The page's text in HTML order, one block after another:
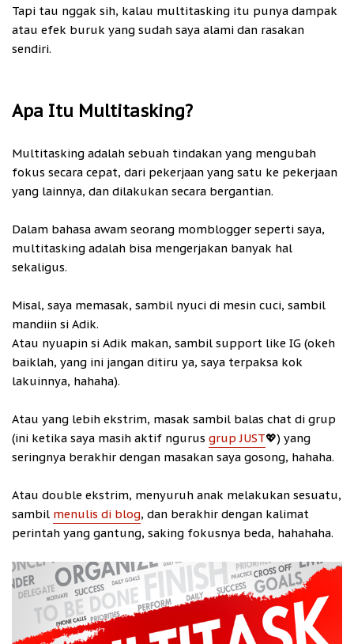
Tapi tau nggak sih, kalau multitasking itu punya dampak
atau efek buruk yang sudah saya alami dan rasakan
sendiri.
Apa Itu Multitasking?
Multitasking adalah sebuah tindakan yang mengubah
fokus secara cepat, dari pekerjaan yang satu ke pekerjaan
yang lainnya, dan dilakukan secara bergantian.
Dalam bahasa awam seorang momblogger seperti saya,
multitasking adalah bisa mengerjakan banyak hal
sekaligus.
Misal, saya memasak, sambil nyuci di mesin cuci, sambil
mandiin si Adik.
Atau nyuapin si Adik makan, sambil support like IG (okeh
baiklah, yang ini jangan ditiru ya, saya terpaksa kok
lakuinnya, hahaha).
Atau yang lebih ekstrim, masak sambil balas chat di grup
(ini ketika saya masih aktif ngurus grup JUST💖) yang
seringnya berakhir dengan masakan saya gosong, hahaha.
Atau double ekstrim, menyuruh anak melakukan sesuatu,
sambil menulis di blog, dan berakhir dengan kalimat
perintah yang gantung, saking fokusnya beda, hahahaha.